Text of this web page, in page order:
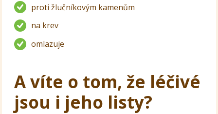
proti žlučníkovým kamenům
na krev
omlazuje
A víte o tom, že léčivé
jsou i jeho listy?